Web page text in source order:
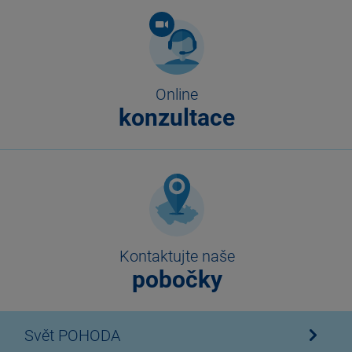
Online
konzultace
Kontaktujte naše
pobočky
Svět POHODA